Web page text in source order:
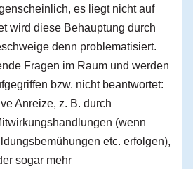
es liegt nicht auf
wird diese Behauptung durch
denn problematisiert.
Fragen im Raum und werden
bzw. nicht beantwortet:
Anreize, z. B. durch
(wenn
etc. erfolgen),
sogar mehr